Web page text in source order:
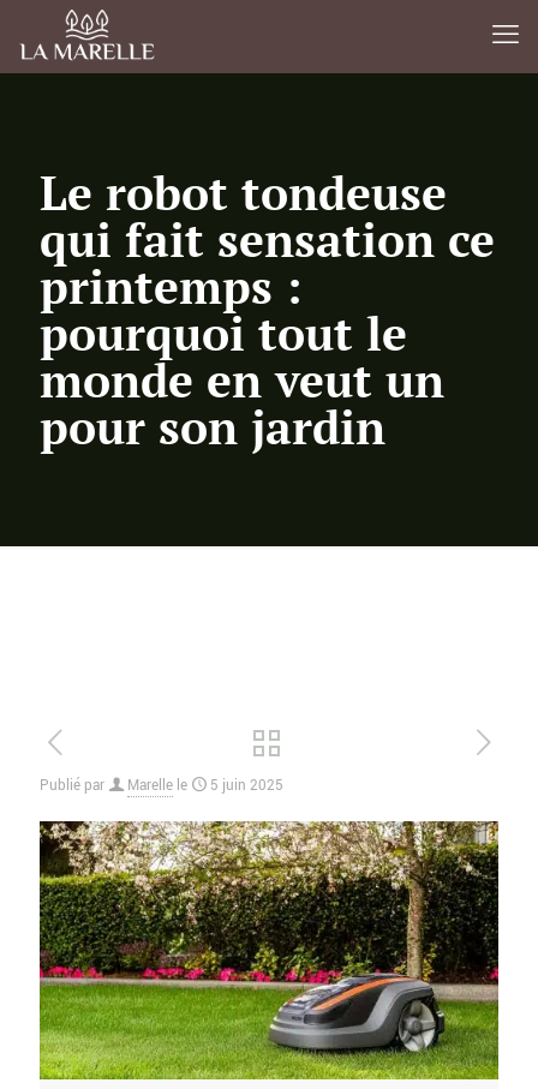
Le robot tondeuse
qui fait sensation ce
printemps :
pourquoi tout le
monde en veut un
pour son jardin
Publié par Marelle le 5 juin 2025